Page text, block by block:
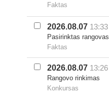
Faktas
2026.08.07 13:33
Pasirinktas rangovas
Faktas
2026.08.07 13:26
Rangovo rinkimas
Konkursas